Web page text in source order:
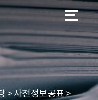
> 사전정보공표 >